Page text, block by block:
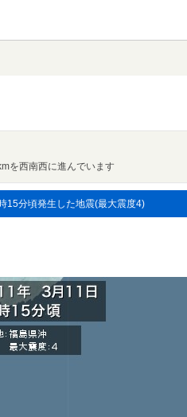
を西南西に進んでいます
15分頃発生した地震(最大震度4)